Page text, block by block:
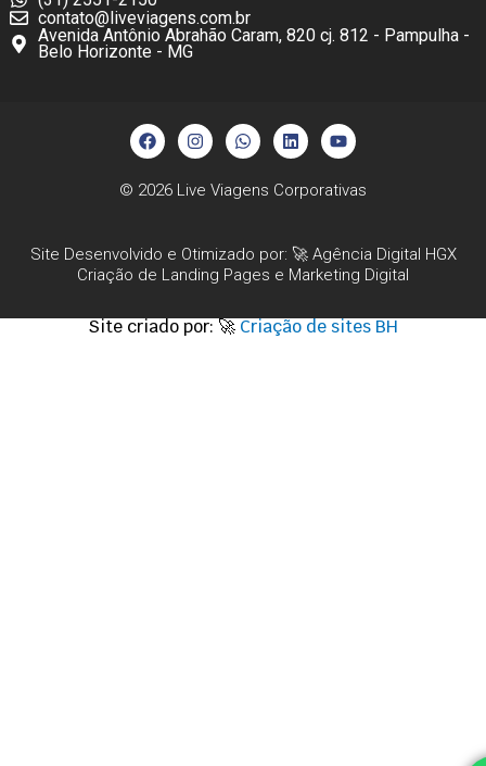
contato@liveviagens.com.br
Avenida Antônio Abrahão Caram, 820 cj. 812 - Pampulha -
Belo Horizonte - MG
F
a
c
b
I
n
s
a
m
W
h
a
s
L
i
n
e
n
Y
o
u
u
© 2026 Live Viagens Corporativas
Site Desenvolvido e Otimizado por: 🚀 Agência Digital HGX
Criação de Landing Pages e Marketing Digital
Site criado por: 🚀 Criação de sites BH